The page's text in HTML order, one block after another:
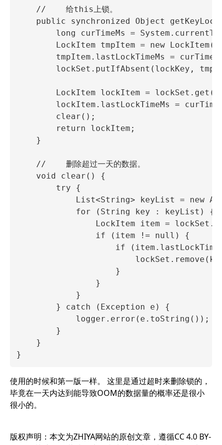
    //    给this上锁。
public synchronized Object
long curTimeMs =
LockItem tmpItem = new
tmpItem.lastLockTimeMs =
lockSet.putIfAbsent(lockKey,
LockItem lockItem =
lockItem.lastLockTimeMs =
        clear();
        return lockItem;
    }
    //    删除超过一天的数据。
    void clear() {
        try {
List<String> keyList = new
            for (String key : keyList) {
LockItem item =
                if (item != null) {
if
                    }
                }
            }
        } catch (Exception e) {
            logger.error(e.toString());
        }
    }
使用的时候和第一版一样。 这里是通过超时来删除锁的，
毕竟在一天内达到能导致OOM的数据量的概率还是很小
很小的。
版权声明：本文为ZHIYA网站的原创文章，遵循CC 4.0 BY-